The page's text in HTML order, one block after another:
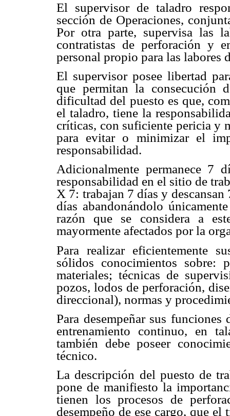
El supervisor de taladro
sección de Operaciones,
Por otra parte, supervisa las
contratistas de perforación y
personal propio para las labores
El supervisor posee libertad
que permitan la consecución
dificultad del puesto es que,
el taladro, tiene la
críticas, con suficiente pericia y
para evitar o minimizar el
responsabilidad.
Adicionalmente permanece 7
responsabilidad en el sitio de
X 7: trabajan 7 días y
días abandonándolo
razón que se considera a
mayormente afectados por la
Para realizar eficientemente
sólidos conocimientos sobre:
materiales; técnicas de
pozos, lodos de perforación,
direccional), normas y
Para desempeñar sus
entrenamiento continuo, en
también debe poseer
técnico.
La descripción del puesto de
pone de manifiesto la
tienen los procesos de
desempeño de ese cargo, que el